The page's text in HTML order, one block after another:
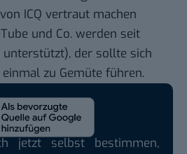
ICQ vertraut machen
und Co. werden seit
unterstützt), der sollte sich
einmal zu Gemüte führen.
jetzt selbst bestimmen,